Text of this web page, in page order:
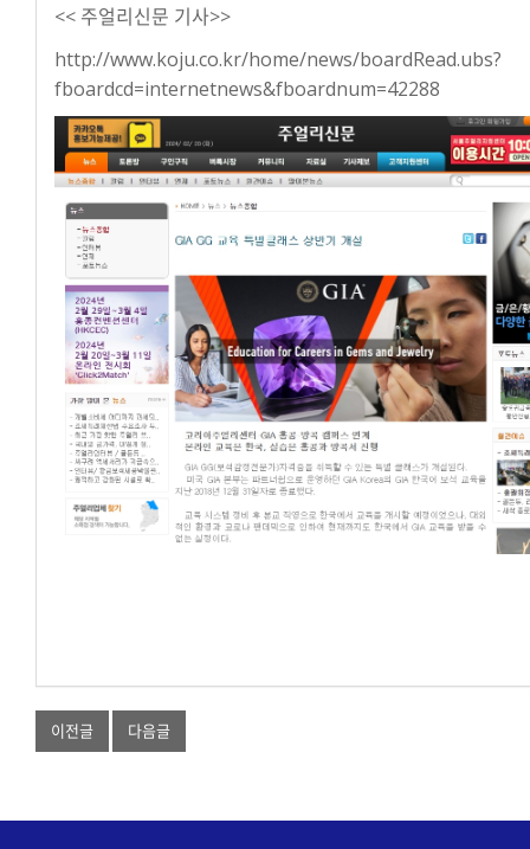
<< 주얼리신문 기사>>
http://www.koju.co.kr/home/news/boardRead.ubs?
fboardcd=internetnews&fboardnum=42288
이전글 다음글